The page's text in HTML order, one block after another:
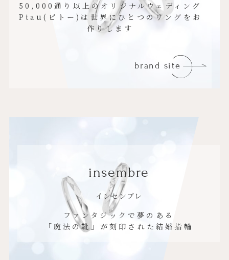
50,000通り以上のオリジナルウェディング
Ptau(ピトー)は世界にひとつのリングをお
作りします
brand site
insembre
インセンブレ
ファンタジックで夢のある
「魔法の靴」が刻印された結婚指輪